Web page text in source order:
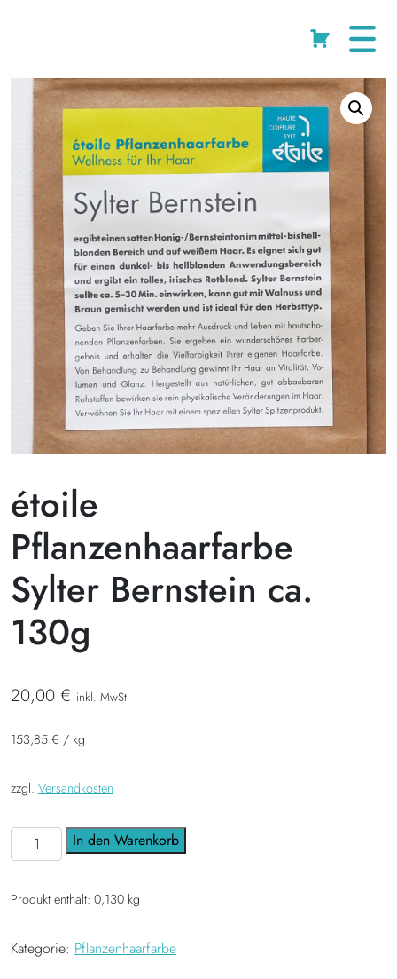
Cart
/ étoile Pflanzenhaarfarbe
étoile
Pflanzenhaarfarbe
Sylter Bernstein ca.
130g
20,00 € inkl. MwSt
153,85 € / kg
zzgl. Versandkosten
étoile Pflanzenhaarfarbe Sylter Bernstein ca. 130g Menge
In den Warenkorb
Produkt enthält: 0,130 kg
Kategorie: Pflanzenhaarfarbe